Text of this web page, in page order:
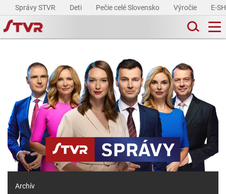
Správy STVR Deti Pečie celé Slovensko Výročie E-
Archív